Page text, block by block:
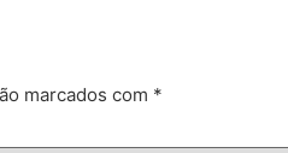
marcados com *